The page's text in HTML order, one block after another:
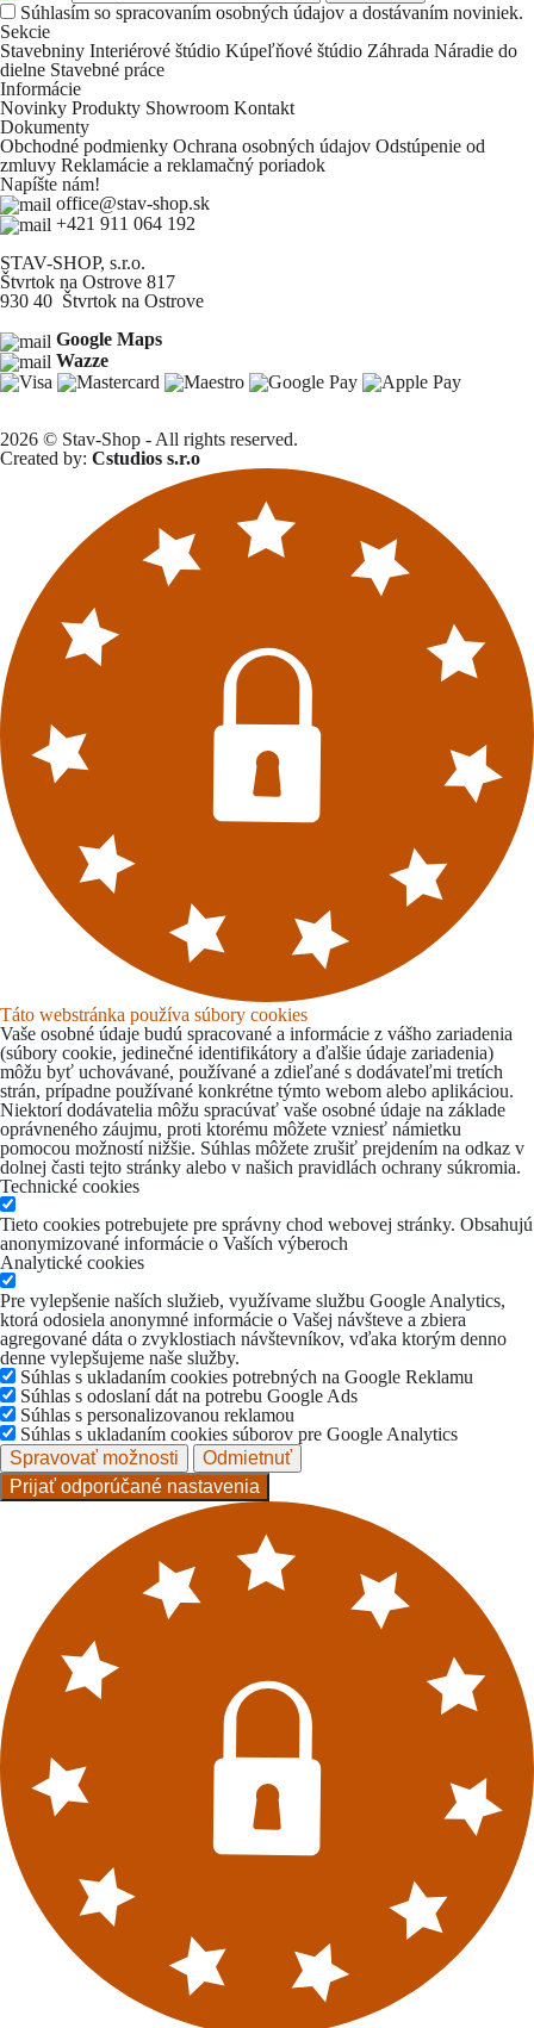
Súhlasím so spracovaním osobných údajov a dostávaním noviniek.
Sekcie
Stavebniny Interiérové štúdio Kúpeľňové štúdio Záhrada Náradie do
dielne Stavebné práce
Informácie
Novinky Produkty Showroom Kontakt
Dokumenty
Obchodné podmienky Ochrana osobných údajov Odstúpenie od
zmluvy Reklamácie a reklamačný poriadok
Napíšte nám!
office@stav-shop.sk
+421 911 064 192
STAV-SHOP, s.r.o.
Štvrtok na Ostrove 817
930 40 Štvrtok na Ostrove
Google Maps
Wazze
2026 © Stav-Shop - All rights reserved.
Created by: Cstudios s.r.o
Táto webstránka používa súbory cookies
Vaše osobné údaje budú spracované a informácie z vášho zariadenia
(súbory cookie, jedinečné identifikátory a ďalšie údaje zariadenia)
môžu byť uchovávané, používané a zdieľané s dodávateľmi tretích
strán, prípadne používané konkrétne týmto webom alebo aplikáciou.
Niektorí dodávatelia môžu spracúvať vaše osobné údaje na základe
oprávneného záujmu, proti ktorému môžete vzniesť námietku
pomocou možností nižšie. Súhlas môžete zrušiť prejdením na odkaz v
dolnej časti tejto stránky alebo v našich pravidlách ochrany súkromia.
Technické cookies
Tieto cookies potrebujete pre správny chod webovej stránky. Obsahujú
anonymizované informácie o Vaších výberoch
Analytické cookies
Pre vylepšenie naších služieb, využívame službu Google Analytics,
ktorá odosiela anonymné informácie o Vašej návšteve a zbiera
agregované dáta o zvyklostiach návštevníkov, vďaka ktorým denno
denne vylepšujeme naše služby.
Súhlas s ukladaním cookies potrebných na Google Reklamu
Súhlas s odoslaní dát na potrebu Google Ads
Súhlas s personalizovanou reklamou
Súhlas s ukladaním cookies súborov pre Google Analytics
Spravovať možnosti
Odmietnuť
Prijať odporúčané nastavenia